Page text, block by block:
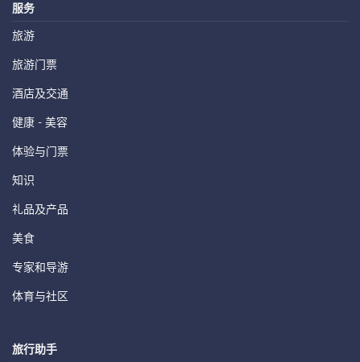
服务
旅游
旅游门票
酒店及交通
健康 - 美容
体验与门票
知识
礼品及产品
美食
专家和导游
体育与社区
旅行助手